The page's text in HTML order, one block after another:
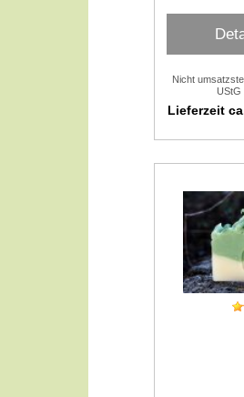
Nicht
UStG
Lieferzeit